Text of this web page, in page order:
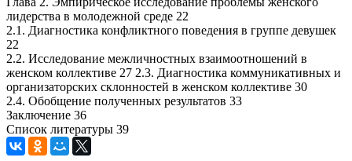
лидерства в молодежной среде 22
2.1. Диагностика конфликтного поведения в группе девушек
22
2.2. Исследование межличностных взаимоотношений в
женском коллективе 27 2.3. Диагностика коммуникативных и
организаторских склонностей в женском коллективе 30
2.4. Обобщение полученных результатов 33
Заключение 36
Список литературы 39